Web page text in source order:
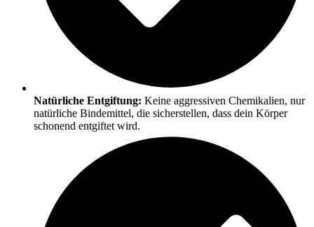
Natürliche Entgiftung: Keine aggressiven Chemikalien, nur
natürliche Bindemittel, die sicherstellen, dass dein Körper
schonend entgiftet wird.